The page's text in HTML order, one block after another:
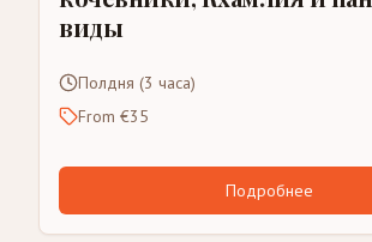
виды
Полдня (3 часа)
From €35
Подробнее